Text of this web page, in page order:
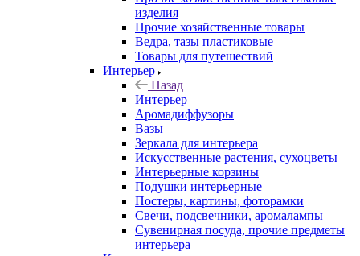
изделия
Прочие хозяйственные товары
Ведра, тазы пластиковые
Товары для путешествий
Интерьер
Назад
Интерьер
Аромадиффузоры
Вазы
Зеркала для интерьера
Искусственные растения, сухоцветы
Интерьерные корзины
Подушки интерьерные
Постеры, картины, фоторамки
Свечи, подсвечники, аромалампы
Сувенирная посуда, прочие предметы
интерьера